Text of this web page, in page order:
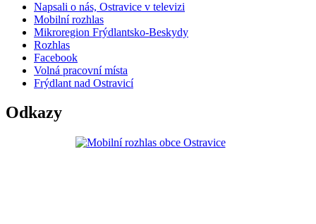
Napsali o nás, Ostravice v televizi
Mobilní rozhlas
Mikroregion Frýdlantsko-Beskydy
Rozhlas
Facebook
Volná pracovní místa
Frýdlant nad Ostravicí
Odkazy